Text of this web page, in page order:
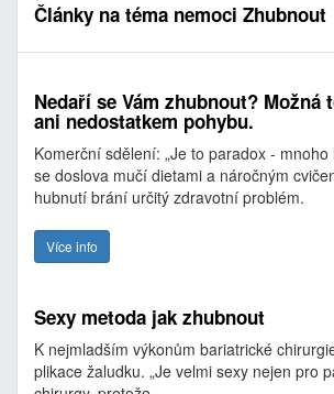
Články na téma nemoci Zhubnout
Nedaří se Vám zhubnout? Možná
ani nedostatkem pohybu.
Komerční sdělení: „Je to paradox -
se doslova mučí dietami a náročným
hubnutí brání určitý zdravotní problém.
Více info
Sexy metoda jak zhubnout
K nejmladším výkonům bariatrické
plikace žaludku. „Je velmi sexy nejen pro